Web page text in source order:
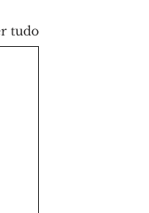
tudo